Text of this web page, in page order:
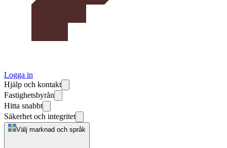
Logga in
Hjälp och kontakt
Fastighetsbyrån
Hitta snabbt
Säkerhet och integritet
Välj marknad och språk